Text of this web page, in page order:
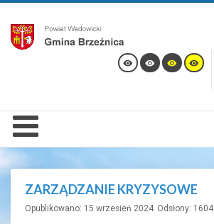
ZARZĄDZANIE KRYZYSOWE
Opublikowano: 15 wrzesień 2024 Odsłony: 1604